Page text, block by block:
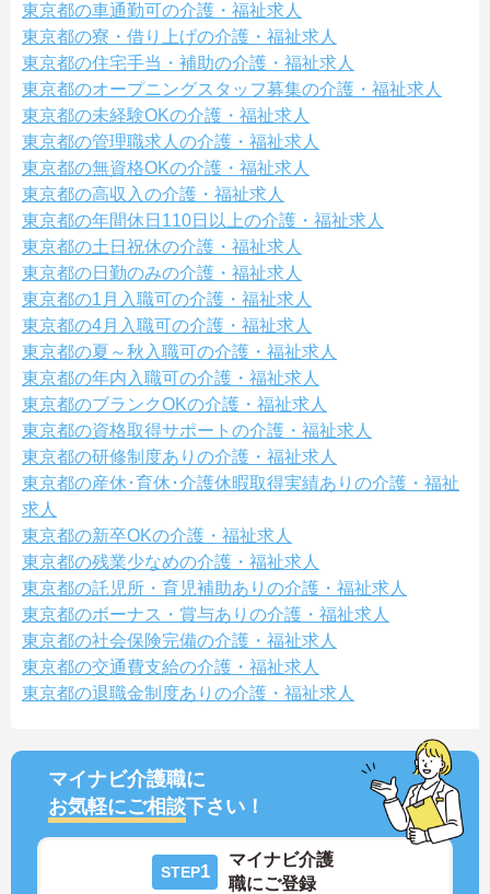
東京都の車通勤可の介護・福祉求人
東京都の寮・借り上げの介護・福祉求人
東京都の住宅手当・補助の介護・福祉求人
東京都のオープニングスタッフ募集の介護・福祉求人
東京都の未経験OKの介護・福祉求人
東京都の管理職求人の介護・福祉求人
東京都の無資格OKの介護・福祉求人
東京都の高収入の介護・福祉求人
東京都の年間休日110日以上の介護・福祉求人
東京都の土日祝休の介護・福祉求人
東京都の日勤のみの介護・福祉求人
東京都の1月入職可の介護・福祉求人
東京都の4月入職可の介護・福祉求人
東京都の夏～秋入職可の介護・福祉求人
東京都の年内入職可の介護・福祉求人
東京都のブランクOKの介護・福祉求人
東京都の資格取得サポートの介護・福祉求人
東京都の研修制度ありの介護・福祉求人
東京都の産休･育休･介護休暇取得実績ありの介護・福祉
求人
東京都の新卒OKの介護・福祉求人
東京都の残業少なめの介護・福祉求人
東京都の託児所・育児補助ありの介護・福祉求人
東京都のボーナス・賞与ありの介護・福祉求人
東京都の社会保険完備の介護・福祉求人
東京都の交通費支給の介護・福祉求人
東京都の退職金制度ありの介護・福祉求人
マイナビ介護職に
お気軽にご相談下さい！
STEP1
マイナビ介護
職にご登録